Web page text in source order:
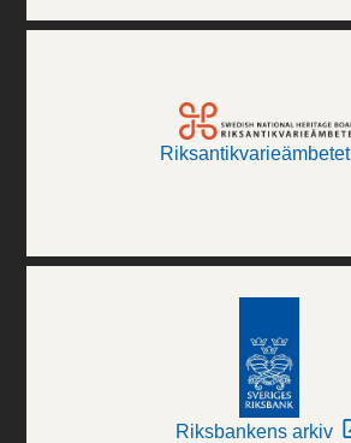
Riksantikvarieämbetet
Riksbankens arkiv